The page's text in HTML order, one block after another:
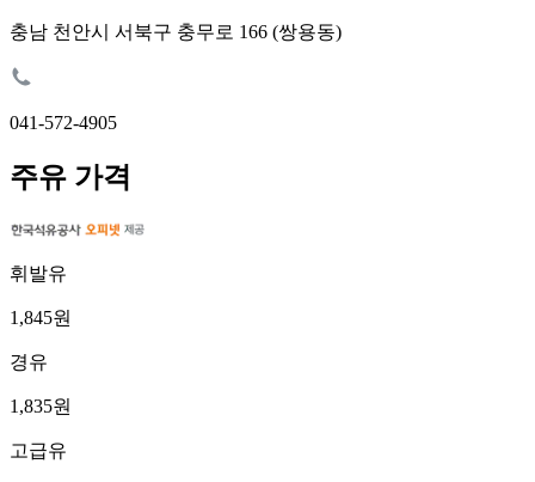
충남 천안시 서북구 충무로 166 (쌍용동)
041-572-4905
주유 가격
휘발유
1,845원
경유
1,835원
고급유